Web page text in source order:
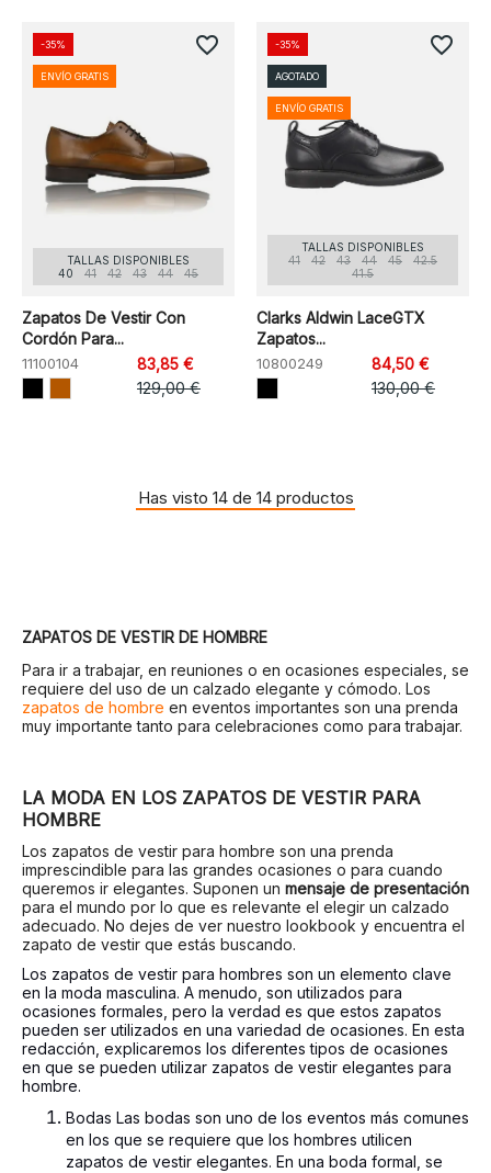
TALLAS DISPONIBLES
40
41 42 43 44 45
Zapatos De Vestir Con
Cordón Para...
11100104
83,85 €
129,00 €
-35%
ENVÍO GRATIS
favorite_border
TALLAS DISPONIBLES
41
42 43 44 45
42.5
41.5
Clarks Aldwin LaceGTX
Zapatos...
10800249
84,50 €
130,00 €
-35%
AGOTADO
ENVÍO GRATIS
favorite_border
Has visto 14 de 14 productos
ZAPATOS DE VESTIR DE HOMBRE
Para ir a trabajar, en reuniones o en ocasiones especiales, se
requiere del uso de un calzado elegante y cómodo. Los
zapatos de hombre en eventos importantes son una prenda
muy importante tanto para celebraciones como para trabajar.
LA MODA EN LOS ZAPATOS DE VESTIR PARA
HOMBRE
Los zapatos de vestir para hombre son una prenda
imprescindible para las grandes ocasiones o para cuando
queremos ir elegantes. Suponen un mensaje de presentación
para el mundo por lo que es relevante el elegir un calzado
adecuado. No dejes de ver nuestro lookbook y encuentra el
zapato de vestir que estás buscando.
Los zapatos de vestir para hombres son un elemento clave
en la moda masculina. A menudo, son utilizados para
ocasiones formales, pero la verdad es que estos zapatos
pueden ser utilizados en una variedad de ocasiones. En esta
redacción, explicaremos los diferentes tipos de ocasiones
en que se pueden utilizar zapatos de vestir elegantes para
hombre.
Bodas Las bodas son uno de los eventos más comunes
en los que se requiere que los hombres utilicen
zapatos de vestir elegantes. En una boda formal, se